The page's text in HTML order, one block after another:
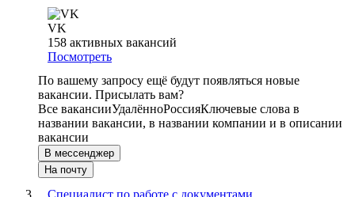
VK
158 активных вакансий
Посмотреть
По вашему запросу ещё будут появляться новые
вакансии. Присылать вам?
Все вакансииУдалённоРоссияКлючевые слова в
названии вакансии, в названии компании и в описании
вакансии
В мессенджер
На почту